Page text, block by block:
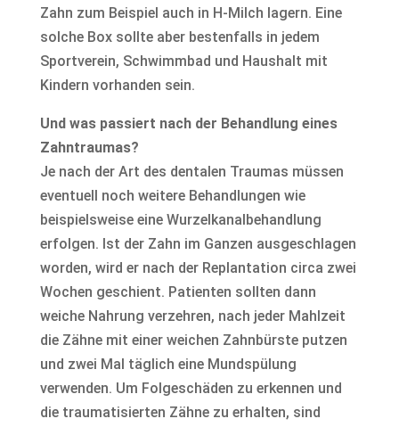
Zahn zum Beispiel auch in H-Milch lagern. Eine
solche Box sollte aber bestenfalls in jedem
Sportverein, Schwimmbad und Haushalt mit
Kindern vorhanden sein.
Und was passiert nach der Behandlung eines
Zahntraumas?
Je nach der Art des dentalen Traumas müssen
eventuell noch weitere Behandlungen wie
beispielsweise eine Wurzelkanalbehandlung
erfolgen. Ist der Zahn im Ganzen ausgeschlagen
worden, wird er nach der Replantation circa zwei
Wochen geschient. Patienten sollten dann
weiche Nahrung verzehren, nach jeder Mahlzeit
die Zähne mit einer weichen Zahnbürste putzen
und zwei Mal täglich eine Mundspülung
verwenden. Um Folgeschäden zu erkennen und
die traumatisierten Zähne zu erhalten, sind